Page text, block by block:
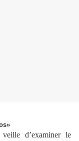
d’examiner le